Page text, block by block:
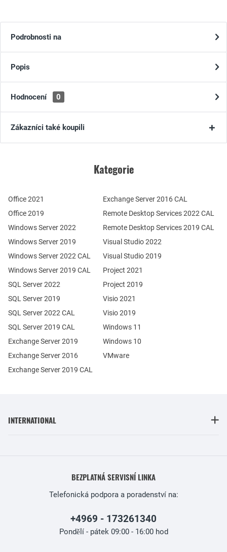
Podrobnosti na
Popis
Hodnocení 0
Zákazníci také koupili
Kategorie
Office 2021
Office 2019
Windows Server 2022
Windows Server 2019
Exchange Server 2019
Exchange Server 2016
SQL Server 2022
SQL Server 2019
Windows Server 2022 CAL
Windows Server 2019 CAL
SQL Server 2022 CAL
SQL Server 2019 CAL
Remote Desktop Services 2022 CAL
Remote Desktop Services 2019 CAL
Exchange Server 2019 CAL
Exchange Server 2016 CAL
Visual Studio 2022
Visual Studio 2019
Project 2021
Project 2019
Visio 2021
Visio 2019
Windows 11
Windows 10
VMware
INTERNATIONAL
BEZPLATNÁ SERVISNÍ LINKA
Telefonická podpora a poradenství na:
+4969 - 173261340
Pondělí - pátek 09:00 - 16:00 hod